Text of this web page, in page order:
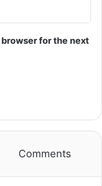
for the next
Comments